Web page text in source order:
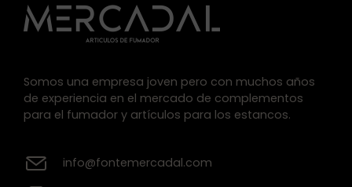
Somos una empresa joven pero con muchos años
de experiencia en el mercado de complementos
para el fumador y artículos para los estancos.
info@fontemercadal.com